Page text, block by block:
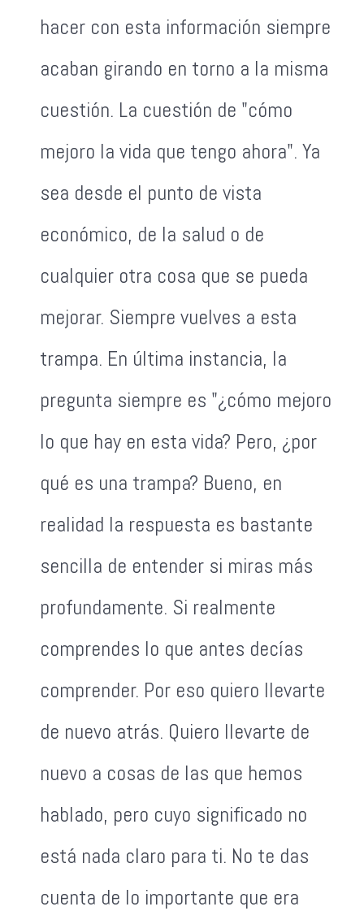
hacer con esta información siempre
acaban girando en torno a la misma
cuestión. La cuestión de "cómo
mejoro la vida que tengo ahora". Ya
sea desde el punto de vista
económico, de la salud o de
cualquier otra cosa que se pueda
mejorar. Siempre vuelves a esta
trampa. En última instancia, la
pregunta siempre es "¿cómo mejoro
lo que hay en esta vida? Pero, ¿por
qué es una trampa? Bueno, en
realidad la respuesta es bastante
sencilla de entender si miras más
profundamente. Si realmente
comprendes lo que antes decías
comprender. Por eso quiero llevarte
de nuevo atrás. Quiero llevarte de
nuevo a cosas de las que hemos
hablado, pero cuyo significado no
está nada claro para ti. No te das
cuenta de lo importante que era